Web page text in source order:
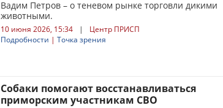
Вадим Петров – о теневом рынке торговли дикими
животными.
10 июня 2026, 15:34 |
Центр ПРИСП
Подробности | Точка зрения
Собаки помогают восстанавливаться
приморским участникам СВО